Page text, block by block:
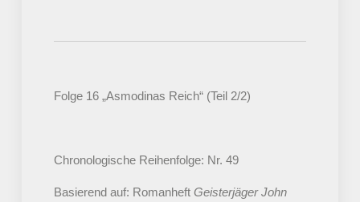
Folge 16 „Asmodinas Reich“ (Teil 2/2)
Chronologische Reihenfolge: Nr. 49
Basierend auf: Romanheft Geisterjäger John